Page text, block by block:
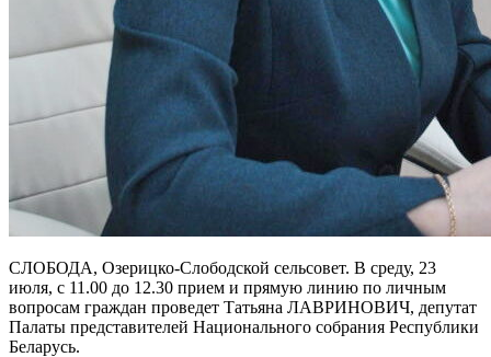
СЛОБОДА, Озерицко-Слободской сельсовет. В среду, 23
июля, с 11.00 до 12.30 прием и прямую линию по личным
вопросам граждан проведет Татьяна ЛАВРИНОВИЧ, депутат
Палаты представителей Национального собрания Республики
Беларусь.